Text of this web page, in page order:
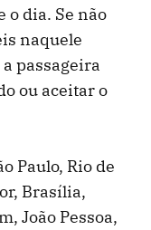
dia. Se não
naquele
passageira
ou aceitar o
Paulo, Rio de
Brasília,
João Pessoa,